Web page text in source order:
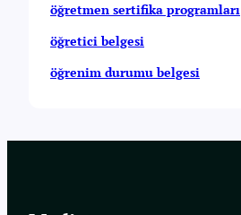
öğretmen sertifika programları
öğretici belgesi
öğrenim durumu belgesi